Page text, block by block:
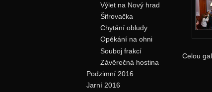
Celou
Výlet na Nový hrad
Šifrovačka
Chytání obludy
Opékání na ohni
Souboj frakcí
Závěrečná hostina
Podzimní 2016
Jarní 2016